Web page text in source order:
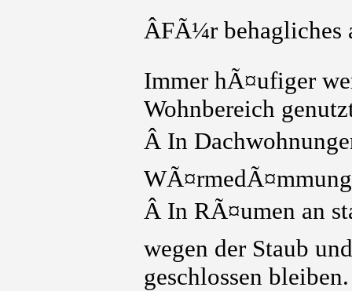
ÂFÃ¼r behagliches
Immer hÃ¤ufiger
Wohnbereich
Â In
Â In RÃ¤umen an
wegen der Staub
geschlossen bleiben.